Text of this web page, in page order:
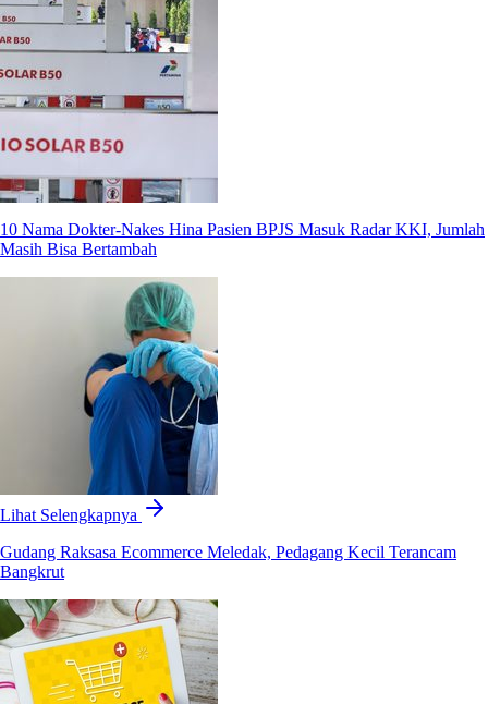
10 Nama Dokter-Nakes Hina Pasien BPJS Masuk Radar KKI, Jumlah
Masih Bisa Bertambah
Lihat Selengkapnya
Gudang Raksasa Ecommerce Meledak, Pedagang Kecil Terancam
Bangkrut